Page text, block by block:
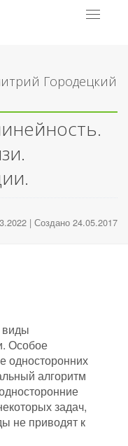
Toggle
Городецкий
| Создано 24.05.2017
виды
Особое
односторонних
алгоритм
задач,
не приводят к